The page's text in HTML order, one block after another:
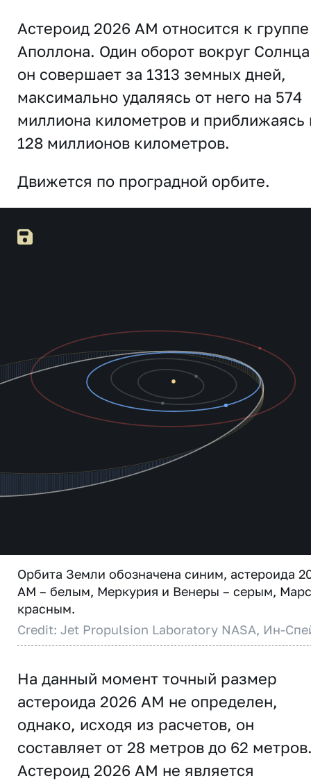
Астероид 2026 AM относится к группе
Аполлона. Один оборот вокруг Солнца
он совершает за 1313 земных дней,
максимально удаляясь от него на 574
миллиона километров и приближаясь
128 миллионов километров.
Движется по проградной орбите.
Орбита Земли обозначена синим, астероида
AM – белым, Меркурия и Венеры – серым,
красным.
Credit: Jet Propulsion Laboratory NASA, Ин-
На данный момент точный размер
астероида 2026 AM не определен,
однако, исходя из расчетов, он
составляет от 28 метров до 62
Астероид 2026 AM не является